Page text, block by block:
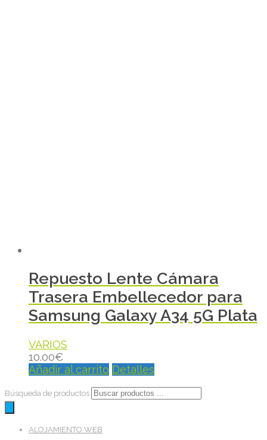
Repuesto Lente Cámara
Trasera Embellecedor para
Samsung Galaxy A34 5G Plata
VARIOS
10.00€
Añadir al carrito Detalles
Búsqueda de productos
ALOJAMIENTO WEB